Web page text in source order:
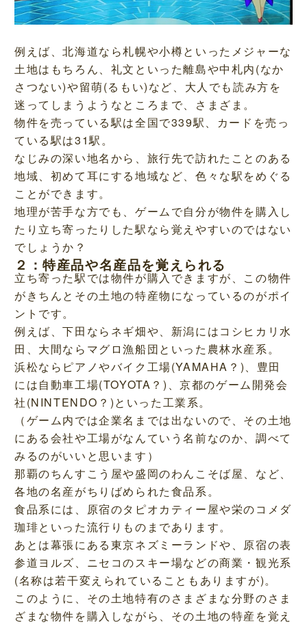
例えば、北海道なら札幌や小樽といったメジャーな
土地はもちろん、礼文といった離島や中札内(なか
さつない)や留萌(るもい)など、大人でも読み方を
迷ってしまうようなところまで、さまざま。
物件を売っている駅は全国で339駅、カードを売っ
ている駅は31駅。
なじみの深い地名から、旅行先で訪れたことのある
地域、初めて耳にする地域など、色々な駅をめぐる
ことができます。
地理が苦手な方でも、ゲームで自分が物件を購入し
たり立ち寄ったりした駅なら覚えやすいのではない
でしょうか？
２：特産品や名産品を覚えられる
立ち寄った駅では物件が購入できますが、この物件
がきちんとその土地の特産物になっているのがポイ
ントです。
例えば、下田ならネギ畑や、新潟にはコシヒカリ水
田、大間ならマグロ漁船団といった農林水産系。
浜松ならピアノやバイク工場(YAMAHA？)、豊田
には自動車工場(TOYOTA？)、京都のゲーム開発会
社(NINTENDO？)といった工業系。
（ゲーム内では企業名までは出ないので、その土地
にある会社や工場がなんていう名前なのか、調べて
みるのがいいと思います）
那覇のちんすこう屋や盛岡のわんこそば屋、など、
各地の名産がちりばめられた食品系。
食品系には、原宿のタピオカティー屋や栄のコメダ
珈琲といった流行りものまであります。
あとは幕張にある東京ネズミーランドや、原宿の表
参道ヨルズ、ニセコのスキー場などの商業・観光系
(名称は若干変えられていることもありますが)。
このように、その土地特有のさまざまな分野のさま
ざまな物件を購入しながら、その土地の特産を覚え